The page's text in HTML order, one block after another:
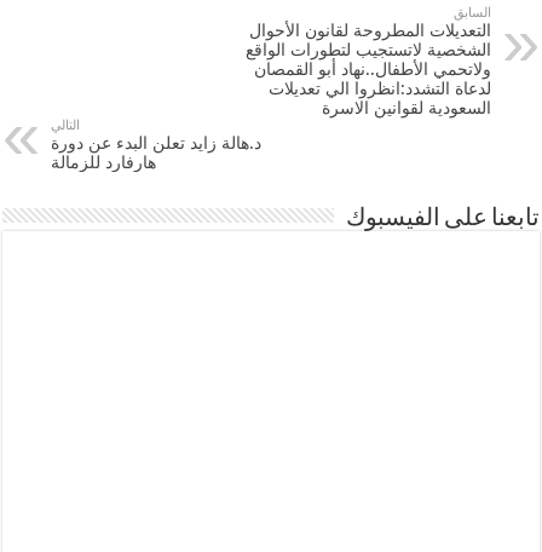
السابق
التعديلات المطروحة لقانون الأحوال
الشخصية لاتستجيب لتطورات الواقع
ولاتحمي الأطفال..نهاد أبو القمصان
لدعاة التشدد:انظروا الي تعديلات
السعودية لقوانين الاسرة
التالي
د.هالة زايد تعلن البدء عن دورة
هارفارد للزمالة
تابعنا على الفيسبوك